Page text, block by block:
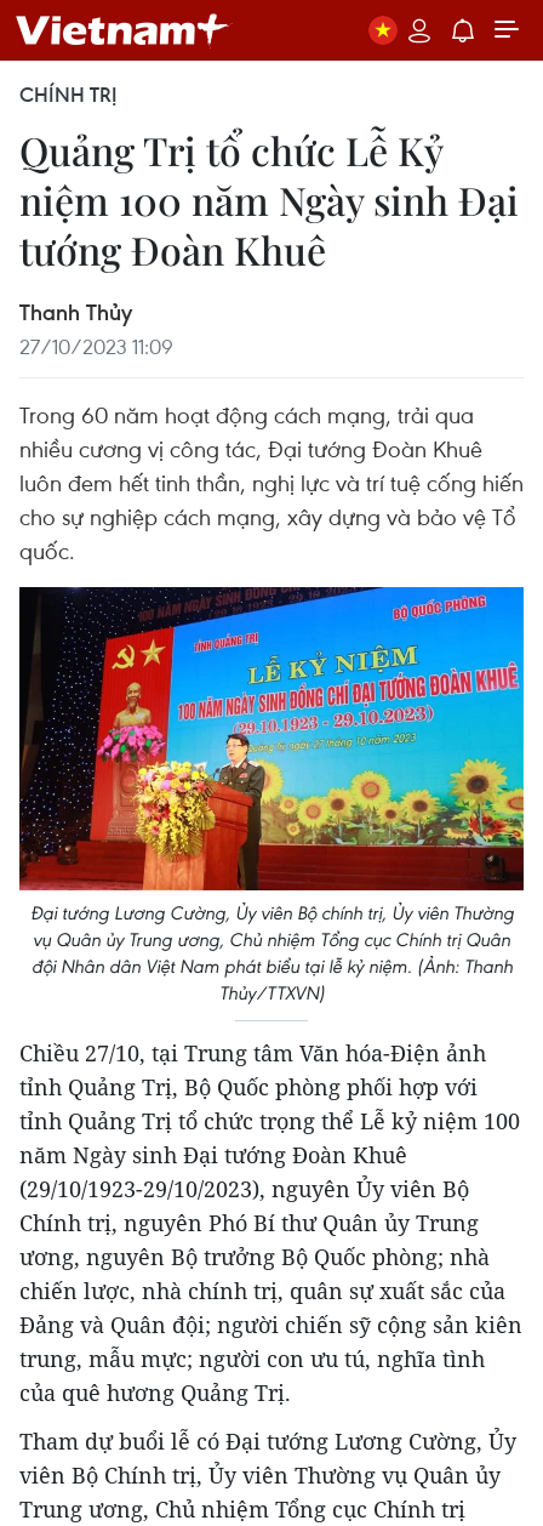
CHÍNH TRỊ
Quảng Trị tổ chức Lễ Kỷ
niệm 100 năm Ngày sinh Đại
tướng Đoàn Khuê
Thanh Thủy
27/10/2023 11:09
Trong 60 năm hoạt động cách mạng, trải qua
nhiều cương vị công tác, Đại tướng Đoàn Khuê
luôn đem hết tinh thần, nghị lực và trí tuệ cống hiến
cho sự nghiệp cách mạng, xây dựng và bảo vệ Tổ
quốc.
Đại tướng Lương Cường, Ủy viên Bộ chính trị, Ủy viên Thường
vụ Quân ủy Trung ương, Chủ nhiệm Tổng cục Chính trị Quân
đội Nhân dân Việt Nam phát biểu tại lễ kỷ niệm. (Ảnh: Thanh
Thủy/TTXVN)
Chiều 27/10, tại Trung tâm Văn hóa-Điện ảnh
tỉnh Quảng Trị, Bộ Quốc phòng phối hợp với
tỉnh Quảng Trị tổ chức trọng thể Lễ kỷ niệm 100
năm Ngày sinh Đại tướng Đoàn Khuê
(29/10/1923-29/10/2023), nguyên Ủy viên Bộ
Chính trị, nguyên Phó Bí thư Quân ủy Trung
ương, nguyên Bộ trưởng Bộ Quốc phòng; nhà
chiến lược, nhà chính trị, quân sự xuất sắc của
Đảng và Quân đội; người chiến sỹ cộng sản kiên
trung, mẫu mực; người con ưu tú, nghĩa tình
của quê hương Quảng Trị.
Tham dự buổi lễ có Đại tướng Lương Cường, Ủy
viên Bộ Chính trị, Ủy viên Thường vụ Quân ủy
Trung ương, Chủ nhiệm Tổng cục Chính trị